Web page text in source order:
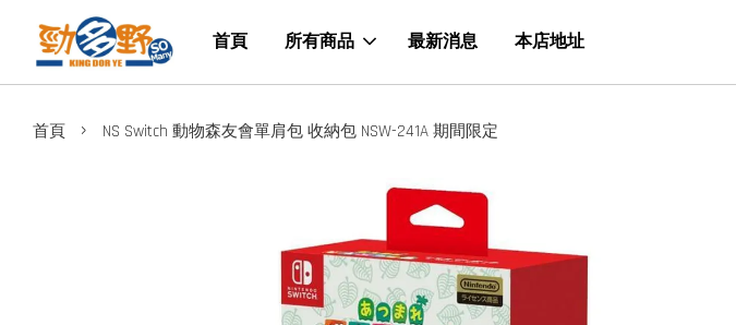
首頁 所有商品 最新消息 本店地址
首頁 › NS Switch 動物森友會單肩包 收納包 NSW-241A 期間限定